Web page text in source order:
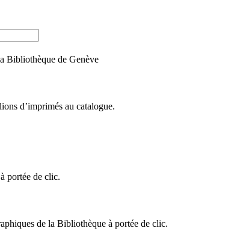
Bibliothèque de Genève
d’imprimés au catalogue.
portée de clic.
de la Bibliothèque à portée de clic.